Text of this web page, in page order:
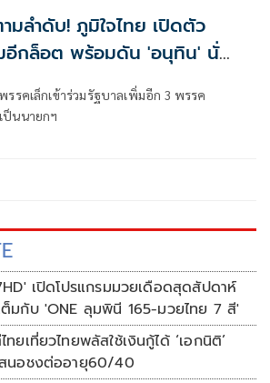
มลำดับ! ภูมิใจไทย เปิดตัว
อีกล็อต พร้อมดัน 'อนุทิน' นั่ง
รรคเล็กเข้าร่วมรัฐบาลเพิ่มอีก 3 พรรค
นนายกฯ
เปิดโปรแกรมมวยเดือดสุดสัปดาห์
มกับ 'ONE ลุมพินี 165-มวยไทย 7 สี'
ทยเที่ยวไทยพลัสใช้เงินกู้ได้ ‘เอกนิติ’
นอชงต่ออายุ60/40